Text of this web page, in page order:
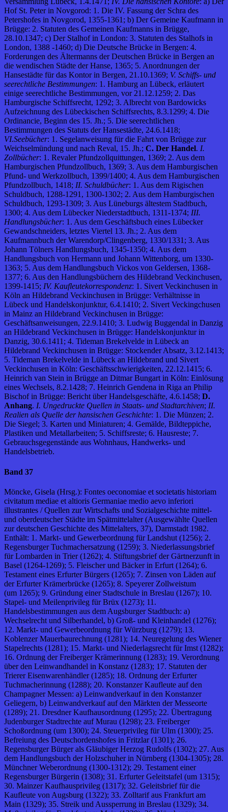
Hof St. Peter in Novgorod: 1. Die IV. Fassung der Schra des
Petershofes in Novgorod, 1355-1361; b) Der Gemeine Kaufmann in
Brügge: 2. Statuten des Gemeinen Kaufmanns in Brügge,
28.10.1347; c) Der Stalhof in London: 3. Statuten des Stalhofs in
London, 1388 -1460; d) Die Deutsche Brücke in Bergen: 4.
Forderungen des Ältermanns der Deutschen Brücke in Bergen an
die wendischen Städte der Hanse, 1365; 5. Anordnungen der
Hansestädte für das Kontor in Bergen, 21.10.1369; V. Schiffs- und
seerechtliche Bestimmungen: 1. Hamburg an Lübeck, erläutert
einige seerechtliche Bestimmungen, vor 21.12.1259; 2. Das
Hamburgische Schiffsrecht, 1292; 3. Albrecht von Bardowicks
Aufzeichnung des Lübeckischen Schiffsrechts, 8.3.1299; 4. Die
Ordinancie, Beginn des 15. Jh.; 5. Die seerechtlichen
Bestimmungen des Statuts der Hansestädte, 24.6.1418;
VI.Seebücher: 1. Segelanweisung für die Fahrt von Brügge zur
Weichselmündung und nach Reval, 15. Jh.; C. Der Handel. I.
Zollbücher: 1. Revaler Pfundzollquittungen, 1369; 2. Aus dem
Hamburgischen Pfundzollbuch, 1369; 3. Aus dem Hamburgischen
Pfund- und Werkzollbuch, 1399/1400; 4. Aus dem Hamburgischen
Pfundzollbuch, 1418; II. Schuldbücher: 1. Aus dem Rigischen
Schuldbuch, 1288-1291, 1300-1302; 2. Aus dem Hamburgischen
Schuldbuch, 1293-1309; 3. Aus Lüneburgs ältestem Stadtbuch,
1300; 4. Aus dem Lübecker Niederstadtbuch, 1311-1374; III.
Handlungsbücher: 1. Aus dem Geschäftsbuch eines Lübecker
Gewandschneiders, letztes Viertel 13. Jh.; 2. Aus dem
Kaufmannbuch der Warendorp/Clingenberg, 1330/1331; 3. Aus
Johann Tölners Handlungsbuch, 1345-1350; 4. Aus dem
Handlungsbuch von Hermann und Johann Wittenborg, um 1330-
1363; 5. Aus dem Handlungsbuch Vickos von Geldersen, 1368-
1377; 6. Aus den Handlungsbüchern des Hildebrand Veckinchusen,
1399-1415; IV. Kaufleutekorrespondenz: 1. Sivert Veckinchusen in
Köln an Hildebrand Veckinchusen in Brügge: Verhältnisse in
Lübeck und Handelskonjunktur, 6.4.1410; 2. Sivert Veckingchusen
in Mainz an Hildebrand Veckinchusen in Brügge:
Geschäftsanweisungen, 22.9.1410; 3. Ludwig Buggendal in Danzig
an Hildebrand Veckinchusen in Brügge: Handelskonjunktur in
Danzig, 30.6.1411; 4. Tideman Brekelvelde in Lübeck an
Hildebrand Veckinchusen in Brügge: Stockender Absatz, 3.12.1413;
5. Tideman Brekelvelde in Lübeck an Hildebrand und Sivert
Veckinchusen in Köln: Geschäftsschwierigkeiten, 22.12.1415; 6.
Heinrich van Stein in Brügge an Ditmar Bungart in Köln: Einlösung
eines Wechsels, 8.2.1428; 7. Heinrich Gendena in Riga an Philip
Bischof in Brügge: Bericht über Handelsgeschäfte, 4.6.1458; D.
Anhang. I. Ungedruckte Quellen in Staats- und Stadtarchiven; II.
Realien als Quelle der hansischen Geschichte: 1. Die Münzen; 2.
Die Siegel; 3. Karten und Miniaturen; 4. Gemälde, Bildteppiche,
Plastiken und Metallarbeiten; 5. Schiffsreste; 6. Hausreste; 7.
Gebrauchsgegenstände aus Wohnhaus, Handwerks- und
Handelsbetrieb.
Band 37
Möncke, Gisela (Hrsg.): Fontes oeconomiae et societatis historiam
civitatum mediae et altioris Germaniae medio aevo inferiori
illustrantes / Quellen zur Wirtschafts und Sozialgeschichte mittel-
und oberdeutscher Städte im Spätmittelalter (Ausgewählte Quellen
zur deutschen Geschichte des Mittelalters, 37), Darmstadt 1982.
Enthält: 1. Markt- und Gewerbeordnung für Landshut (1256); 2.
Regensburger Tuchmachersatzung (1259); 3. Niederlassungsbrief
für Lombarden in Trier (1262); 4. Stiftungsbrief der Gärtnerzunft in
Basel (1264-1269); 5. Fleischer und Bäcker in Erfurt (1264); 6.
Testament eines Erfurter Bürgers (1265); 7. Zinsen von Läden auf
der Erfurter Krämerbrücke (1265); 8. Speyerer Zollweistum
(um 1265); 9. Gründung einer Stadtschule in Breslau (1267); 10.
Stapel- und Meilenprivileg für Brüx (1273); 11.
Handelsbestimmungen aus dem Augsburger Stadtbuch: a)
Wechselrecht und Silberhandel, b) Groß- und Kleinhandel (1276);
12. Markt- und Gewerbeordnung für Würzburg (1279); 13.
Koblenzer Mauerbaurechnung (1281); 14. Neuregelung des Wiener
Stapelrechts (1281); 15. Markt- und Niederlagsrecht für Imst (1282);
16. Ordnung der Freiberger Krämerinnung (1283); 19. Verordnung
über den Leinwandhandel in Konstanz (1283); 17. Statuten der
Trierer Eisenwarenhändler (1285); 18. Ordnung der Erfurter
Tuchmacherinnung (1288); 20. Konstanzer Kaufleute auf den
Champagner Messen: a) Leinwandverkauf in den Konstanzer
Geliegern, b) Leinwandverkauf auf den Märkten der Messeorte
(1289); 21. Dresdner Kaufhausordnung (1295); 22. Übertragung
Judenburger Stadtrechte auf Murau (1298); 23. Freiberger
Schoßordnung (um 1300); 24. Steuerprivileg für Ulm (1300); 25.
Befreiung des Deutschordenshofes in Fritzlar (1301); 26.
Regensburger Bürger als Gläubiger Herzog Rudolfs (1302); 27. Aus
dem Handlungsbuch der Holzschuher in Nürnberg (1304-1305); 28.
Münchner Weberordnung (1300-1312); 29. Testament einer
Regensburger Bürgerin (1308); 31. Erfurter Geleitstafel (um 1315);
30. Mainzer Kaufhausprivileg (1317); 32. Geleitsbrief für die
Kaufleute von Augsburg (1322); 33. Zolltarif aus Frankfurt am
Main (1329); 35. Streik und Aussperrung in Breslau (1329); 34.